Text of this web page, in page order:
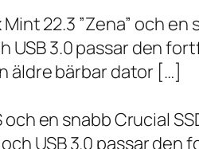
22.3 ”Zena” och en
USB 3.0 passar den
äldre bärbar dator […]
en snabb Crucial
USB 3.0 passar den